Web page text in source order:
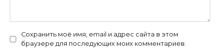
Сохранить моё имя, email и адрес сайта в этом
браузере для последующих моих комментариев.